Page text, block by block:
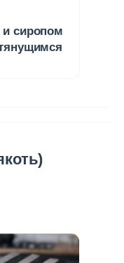
сиропом